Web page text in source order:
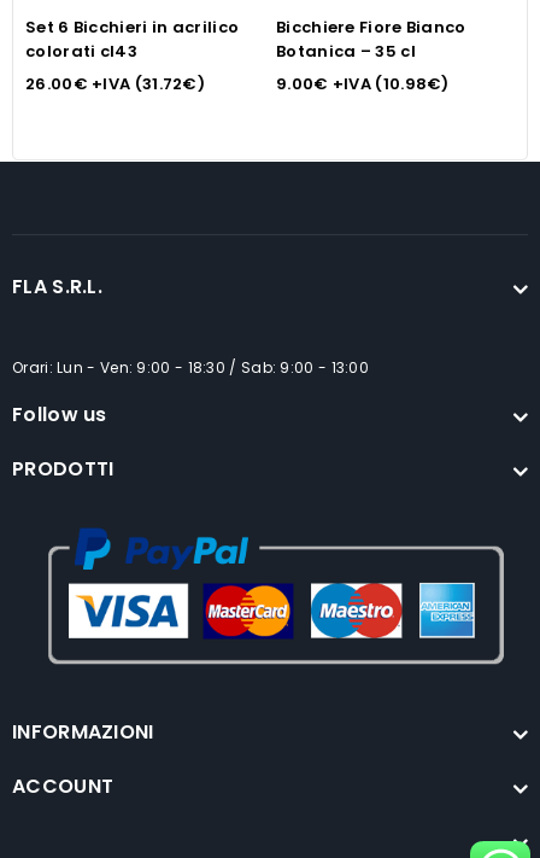
Set 6 Bicchieri in acrilico
colorati cl43
26.00€ +IVA (31.72€)
Bicchiere Fiore Bianco
Botanica – 35 cl
9.00€ +IVA (10.98€)
FLA S.R.L.
Orari: Lun - Ven: 9:00 - 18:30 / Sab: 9:00 - 13:00
Follow us
PRODOTTI
INFORMAZIONI
ACCOUNT